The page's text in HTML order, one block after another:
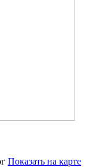
Показать на карте